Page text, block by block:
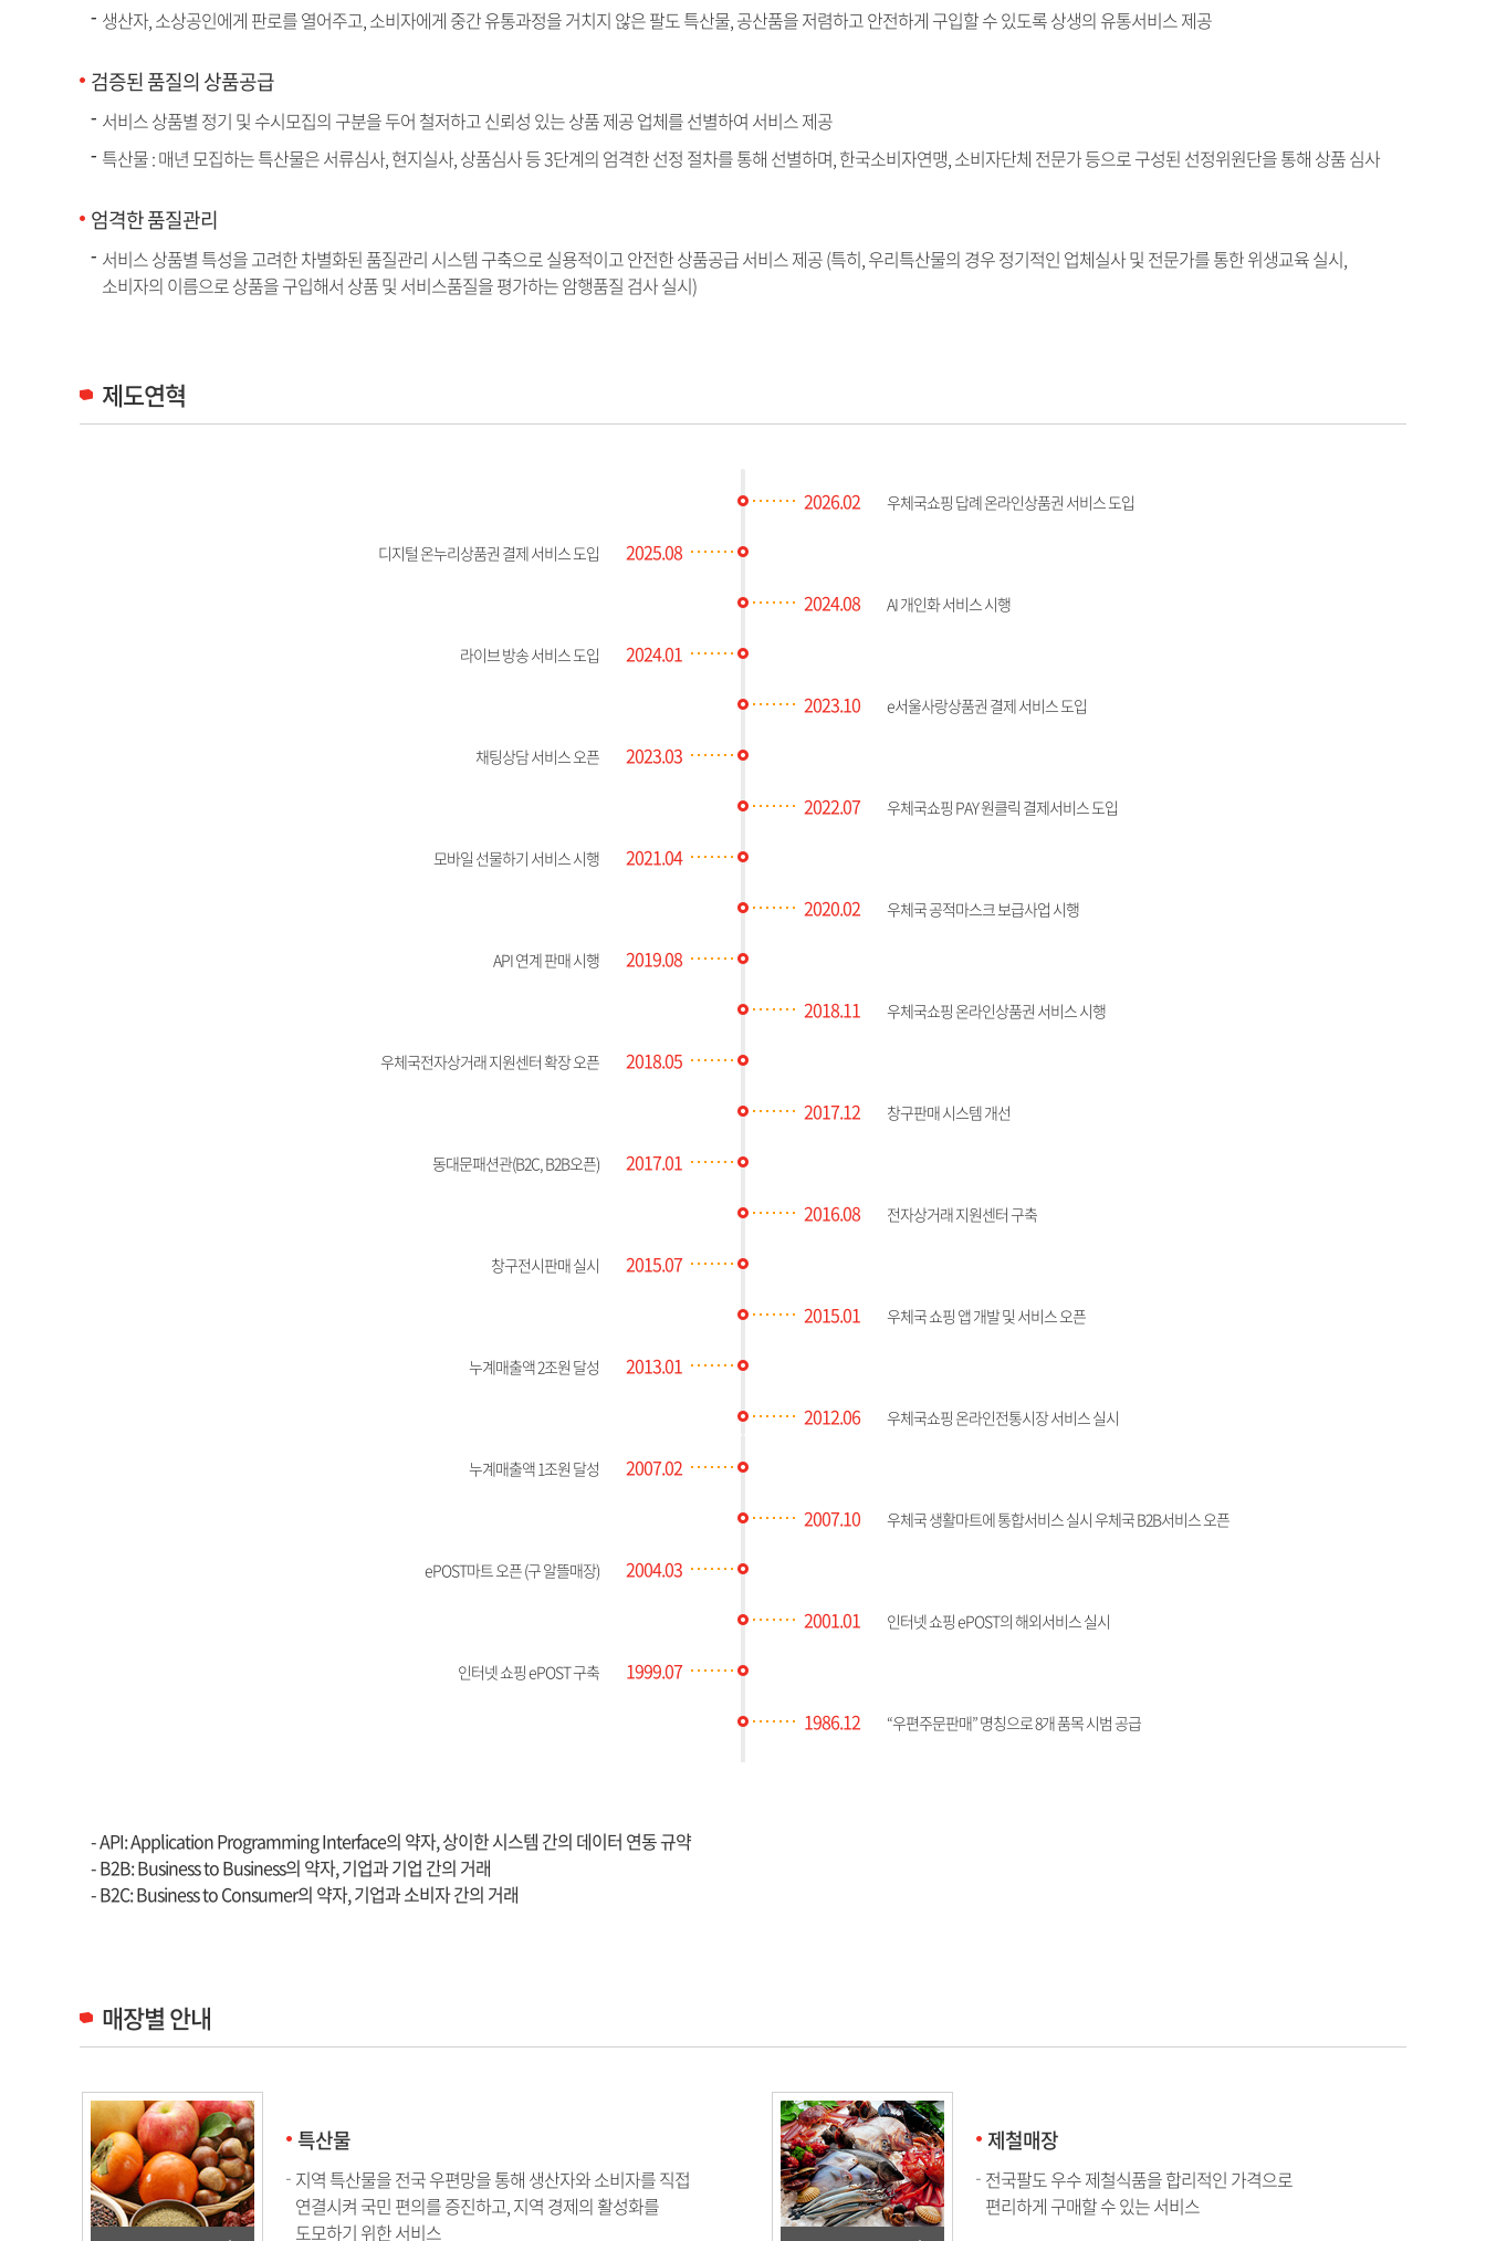
생산자, 소상공인에게 판로를 열어주고, 소비자에게 중간 유통과정을 거치지 않은 팔도 특산물, 공산품을 저렴하고 안전하게 구입할 수 있도록 상생의 유통서비스 제공
검증된 품질의 상품공급
서비스 상품별 정기 및 수시모집의 구분을 두어 철저하고 신뢰성 있는 상품 제공 업체를 선별하여 서비스 제공
특산물 : 매년 모집하는 특산물은 서류심사, 현지실사, 상품심사 등 3단계의 엄격한 선정 절차를 통해 선별하며, 한국소비자연맹, 소비자단체 전문가 등으로 구성된 선정위원단을 통해 상품 심사
엄격한 품질관리
서비스 상품별 특성을 고려한 차별화된 품질관리 시스템 구축으로 실용적이고 안전한 상품공급 서비스 제공 (특히, 우리특산물의 경우 정기적인 업체실사 및 전문가를 통한 위생교육 실시,
소비자의 이름으로 상품을 구입해서 상품 및 서비스품질을 평가하는 암행품질 검사 실시)
제도연혁
2026.02 우체국쇼핑 답례 온라인상품권 서비스 도입
2025.08
디지털 온누리상품권 결제 서비스 도입
2024.08 AI 개인화 서비스 시행
2024.01
라이브 방송 서비스 도입
2023.10 e서울사랑상품권 결제 서비스 도입
2023.03
채팅상담 서비스 오픈
2022.07 우체국쇼핑 PAY 원클릭 결제서비스 도입
2021.04
모바일 선물하기 서비스 시행
2020.02 우체국 공적마스크 보급사업 시행
2019.08
API 연계 판매 시행
2018.11 우체국쇼핑 온라인상품권 서비스 시행
2018.05
우체국전자상거래 지원센터 확장 오픈
2017.12 창구판매 시스템 개선
2017.01
동대문패션관(B2C, B2B오픈)
2016.08 전자상거래 지원센터 구축
2015.07
창구전시판매 실시
2015.01 우체국 쇼핑 앱 개발 및 서비스 오픈
2013.01
누계매출액 2조원 달성
2012.06 우체국쇼핑 온라인전통시장 서비스 실시
2007.02
누계매출액 1조원 달성
2007.10 우체국 생활마트에 통합서비스 실시 우체국 B2B서비스 오픈
2004.03
ePOST마트 오픈 (구 알뜰매장)
2001.01 인터넷 쇼핑 ePOST의 해외서비스 실시
1999.07
인터넷 쇼핑 ePOST 구축
1986.12 “우편주문판매” 명칭으로 8개 품목 시범 공급
- API: Application Programming Interface의 약자, 상이한 시스템 간의 데이터 연동 규약
- B2B: Business to Business의 약자, 기업과 기업 간의 거래
- B2C: Business to Consumer의 약자, 기업과 소비자 간의 거래
매장별 안내
특산물
지역 특산물을 전국 우편망을 통해 생산자와 소비자를 직접
연결시켜 국민 편의를 증진하고, 지역 경제의 활성화를
도모하기 위한 서비스
제철매장
전국팔도 우수 제철식품을 합리적인 가격으로
편리하게 구매할 수 있는 서비스